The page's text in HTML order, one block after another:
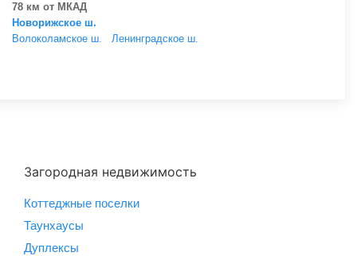
78 км от МКАД
Новорижское ш.
Волоколамское ш.
Ленинградское ш.
Загородная недвижимость
Коттеджные поселки
Таунхаусы
Дуплексы